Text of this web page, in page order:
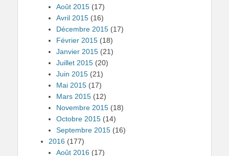
Août 2015 (17)
Avril 2015 (16)
Décembre 2015 (17)
Février 2015 (18)
Janvier 2015 (21)
Juillet 2015 (20)
Juin 2015 (21)
Mai 2015 (17)
Mars 2015 (12)
Novembre 2015 (18)
Octobre 2015 (14)
Septembre 2015 (16)
2016 (177)
Août 2016 (17)